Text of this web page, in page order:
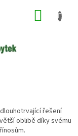
řešení
oblibě díky svému